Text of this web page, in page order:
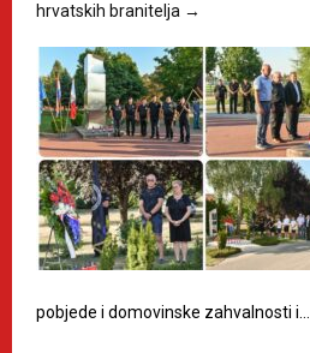
hrvatskih branitelja →
pobjede i domovinske zahvalnosti i…